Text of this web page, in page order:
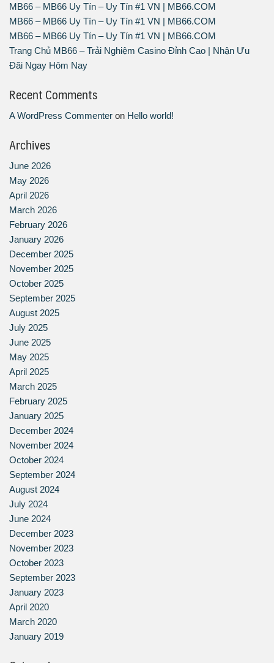
MB66 – MB66 Uy Tín – Uy Tín #1 VN | MB66.COM
MB66 – MB66 Uy Tín – Uy Tín #1 VN | MB66.COM
MB66 – MB66 Uy Tín – Uy Tín #1 VN | MB66.COM
Trang Chủ MB66 – Trải Nghiệm Casino Đỉnh Cao | Nhận Ưu
Đãi Ngay Hôm Nay
Recent Comments
A WordPress Commenter on Hello world!
Archives
June 2026
May 2026
April 2026
March 2026
February 2026
January 2026
December 2025
November 2025
October 2025
September 2025
August 2025
July 2025
June 2025
May 2025
April 2025
March 2025
February 2025
January 2025
December 2024
November 2024
October 2024
September 2024
August 2024
July 2024
June 2024
December 2023
November 2023
October 2023
September 2023
January 2023
April 2020
March 2020
January 2019